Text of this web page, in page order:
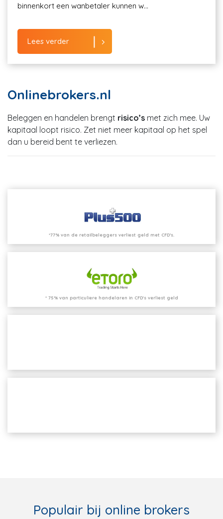
binnenkort een wanbetaler kunnen w...
Lees verder
Onlinebrokers.nl
Beleggen en handelen brengt risico’s met zich mee. Uw
kapitaal loopt risico. Zet niet meer kapitaal op het spel
dan u bereid bent te verliezen.
*77% van de retailbeleggers verliest geld met CFD’s.
* 75% van particuliere handelaren in CFD's verliest geld
Populair bij online brokers